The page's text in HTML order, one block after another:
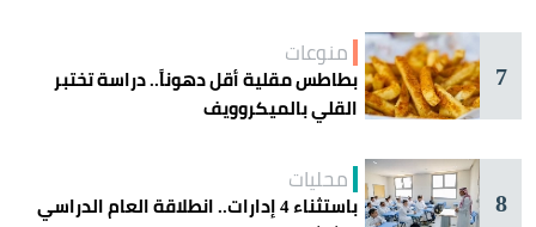
7
منوعات
بطاطس مقلية أقل دهوناً.. دراسة تختبر
القلي بالميكروويف
8
محليات
باستثناء 4 إدارات.. انطلاقة العام الدراسي